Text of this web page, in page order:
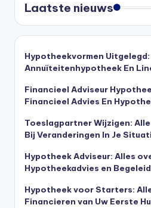
Laatste nieuws
Hypotheekvormen Uitgelegd:
Annuïteitenhypotheek En
Financieel Adviseur
Financieel Advies En
Toeslagpartner Wijzigen:
Bij Veranderingen In Je
Hypotheek Adviseur: Alles
Hypotheekadvies en
Hypotheek voor Starters:
Financieren van Uw Eerste